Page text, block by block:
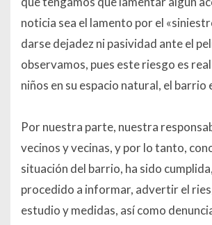
noticia sea el lamento por el
darse dejadez ni pasividad ante el
observamos, pues este riesgo es
niños en su espacio natural, el barrio
Por nuestra parte, nuestra
vecinos y vecinas, y por lo tanto,
situación del barrio, ha sido
procedido a informar, advertir el
estudio y medidas, así como